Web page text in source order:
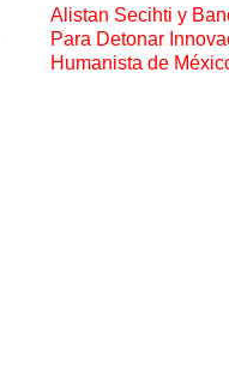
Alistan Secihti y
Para Detonar
Humanista de